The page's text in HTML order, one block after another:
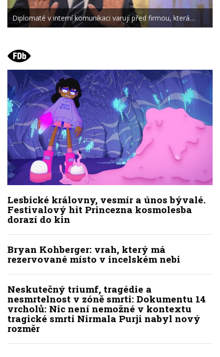
Diplomaté v interní komunikaci varují před firmou, která…
Lesbické královny, vesmír a únos bývalé.
Festivalový hit Princezna kosmolesba
dorazí do kin
Bryan Kohberger: vrah, který má
rezervované místo v incelském nebi
Neskutečný triumf, tragédie a
nesmrtelnost v zóně smrti: Dokumentu 14
vrcholů: Nic není nemožné v kontextu
tragické smrti Nirmala Purji nabyl nový
rozměr